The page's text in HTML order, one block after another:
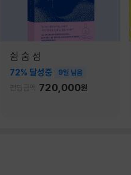
쉼 숨 섬
72% 달성중 9일 남음
펀딩금액 720,000원